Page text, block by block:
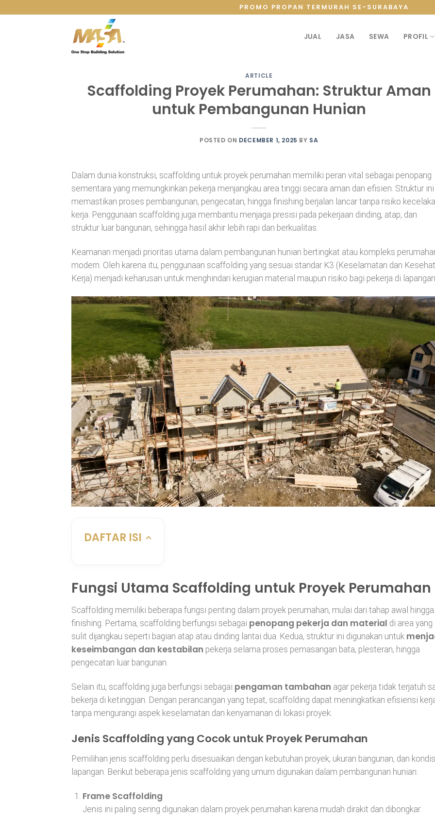
PROMO PROPAN TERMURAH SE-SURABAYA
JUAL JASA SEWA PROFIL
ARTICLE
Scaffolding Proyek Perumahan: Struktur Aman
untuk Pembangunan Hunian
POSTED ON DECEMBER 1, 2025 BY SA
Dalam dunia konstruksi, scaffolding untuk proyek perumahan memiliki peran vital sebagai penopang
sementara yang memungkinkan pekerja menjangkau area tinggi secara aman dan efisien. Struktur ini
memastikan proses pembangunan, pengecatan, hingga finishing berjalan lancar tanpa risiko
kerja. Penggunaan scaffolding juga membantu menjaga presisi pada pekerjaan dinding, atap, dan
struktur luar bangunan, sehingga hasil akhir lebih rapi dan berkualitas.
Keamanan menjadi prioritas utama dalam pembangunan hunian bertingkat atau kompleks
modern. Oleh karena itu, penggunaan scaffolding yang sesuai standar K3 (Keselamatan dan
Kerja) menjadi keharusan untuk menghindari kerugian material maupun risiko bagi pekerja di
DAFTAR ISI
Fungsi Utama Scaffolding untuk Proyek Perumahan
Scaffolding memiliki beberapa fungsi penting dalam proyek perumahan, mulai dari tahap awal hingga
finishing. Pertama, scaffolding berfungsi sebagai penopang pekerja dan material di area yang
sulit dijangkau seperti bagian atap atau dinding lantai dua. Kedua, struktur ini digunakan untuk
keseimbangan dan kestabilan pekerja selama proses pemasangan bata, plesteran, hingga
pengecatan luar bangunan.
Selain itu, scaffolding juga berfungsi sebagai pengaman tambahan agar pekerja tidak terjatuh
bekerja di ketinggian. Dengan perancangan yang tepat, scaffolding dapat meningkatkan efisiensi
tanpa mengurangi aspek keselamatan dan kenyamanan di lokasi proyek.
Jenis Scaffolding yang Cocok untuk Proyek Perumahan
Pemilihan jenis scaffolding perlu disesuaikan dengan kebutuhan proyek, ukuran bangunan, dan
lapangan. Berikut beberapa jenis scaffolding yang umum digunakan dalam pembangunan hunian:
Frame Scaffolding
Jenis ini paling sering digunakan dalam proyek perumahan karena mudah dirakit dan dibongkar.